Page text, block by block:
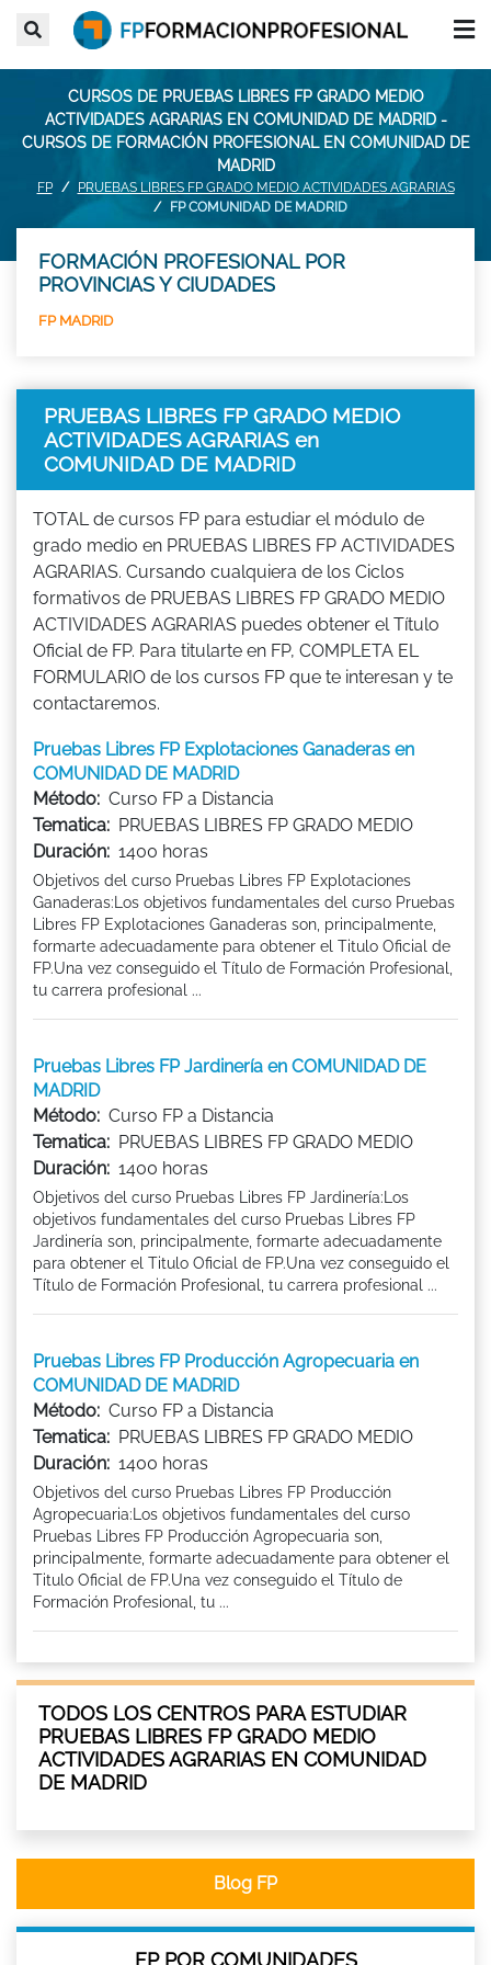
CURSOS DE PRUEBAS LIBRES FP GRADO MEDIO
ACTIVIDADES AGRARIAS EN COMUNIDAD DE MADRID -
CURSOS DE FORMACIÓN PROFESIONAL EN COMUNIDAD DE
MADRID
FP
PRUEBAS LIBRES FP GRADO MEDIO ACTIVIDADES AGRARIAS
FP COMUNIDAD DE MADRID
FORMACIÓN PROFESIONAL POR
PROVINCIAS Y CIUDADES
FP MADRID
PRUEBAS LIBRES FP GRADO MEDIO
ACTIVIDADES AGRARIAS en
COMUNIDAD DE MADRID
TOTAL de cursos FP para estudiar el módulo de
grado medio en PRUEBAS LIBRES FP ACTIVIDADES
AGRARIAS. Cursando cualquiera de los Ciclos
formativos de PRUEBAS LIBRES FP GRADO MEDIO
ACTIVIDADES AGRARIAS puedes obtener el Título
Oficial de FP. Para titularte en FP, COMPLETA EL
FORMULARIO de los cursos FP que te interesan y te
contactaremos.
Pruebas Libres FP Explotaciones Ganaderas en
COMUNIDAD DE MADRID
Método: Curso FP a Distancia
Tematica: PRUEBAS LIBRES FP GRADO MEDIO
Duración: 1400 horas
Objetivos del curso Pruebas Libres FP Explotaciones
Ganaderas:Los objetivos fundamentales del curso Pruebas
Libres FP Explotaciones Ganaderas son, principalmente,
formarte adecuadamente para obtener el Titulo Oficial de
FP.Una vez conseguido el Título de Formación Profesional,
tu carrera profesional ...
Pruebas Libres FP Jardinería en COMUNIDAD DE
MADRID
Método: Curso FP a Distancia
Tematica: PRUEBAS LIBRES FP GRADO MEDIO
Duración: 1400 horas
Objetivos del curso Pruebas Libres FP Jardinería:Los
objetivos fundamentales del curso Pruebas Libres FP
Jardinería son, principalmente, formarte adecuadamente
para obtener el Titulo Oficial de FP.Una vez conseguido el
Título de Formación Profesional, tu carrera profesional ...
Pruebas Libres FP Producción Agropecuaria en
COMUNIDAD DE MADRID
Método: Curso FP a Distancia
Tematica: PRUEBAS LIBRES FP GRADO MEDIO
Duración: 1400 horas
Objetivos del curso Pruebas Libres FP Producción
Agropecuaria:Los objetivos fundamentales del curso
Pruebas Libres FP Producción Agropecuaria son,
principalmente, formarte adecuadamente para obtener el
Titulo Oficial de FP.Una vez conseguido el Título de
Formación Profesional, tu ...
TODOS LOS CENTROS PARA ESTUDIAR
PRUEBAS LIBRES FP GRADO MEDIO
ACTIVIDADES AGRARIAS EN COMUNIDAD
DE MADRID
Blog FP
FP POR COMUNIDADES